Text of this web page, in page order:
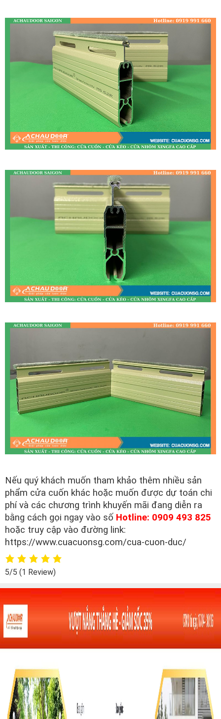
Nếu quý khách muốn tham khảo thêm nhiều sản
phẩm cửa cuốn khác hoặc muốn được dự toán chi
phí và các chương trình khuyến mãi đang diễn ra
bằng cách gọi ngay vào số Hotline: 0909 493 825
hoặc truy cập vào đường link:
https://www.cuacuonsg.com/cua-cuon-duc/
5/5 (1 Review)